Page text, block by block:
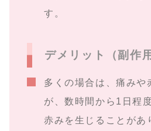
す。
デメリット（副作
多くの場合は、痛みや
が、数時間から1日程
赤みを生じることがあ